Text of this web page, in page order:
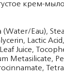
крем-
(Water/Eau),
Lactic
Juice,
Metasilicate,